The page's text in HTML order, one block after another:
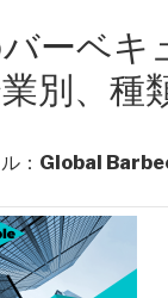
ーベ
別、種
： Global